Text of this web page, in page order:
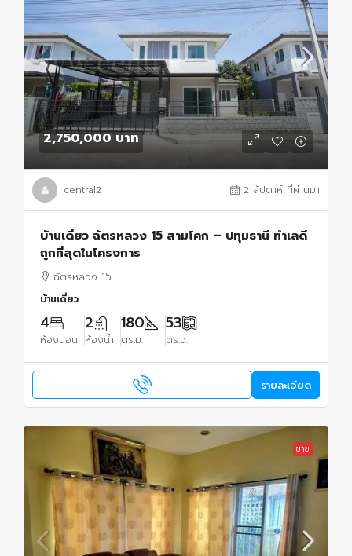
2,750,000 บาท
central2 2 สัปดาห์ ที่ผ่านมา
บ้านเดี่ยว ฉัตรหลวง 15 สามโคก – ปทุมธานี ทำเลดี
ถูกที่สุดในโครงการ
ฉัตรหลวง 15
บ้านเดี่ยว
4
ห้องนอน
2
ห้องน้ำ
180
ตร.ม.
53
ตร.ว.
รายละเอียด
ขาย